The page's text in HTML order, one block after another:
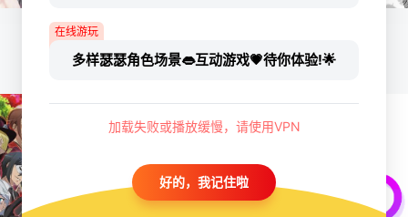
在线游玩
多样瑟瑟角色场景👄互动游戏💗待你体验!🌟
加载失败或播放缓慢，请使用VPN
好的，我记住啦